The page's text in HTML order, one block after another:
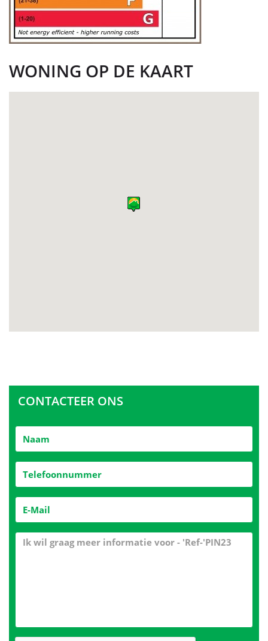
WONING OP DE KAART
CONTACTEER ONS